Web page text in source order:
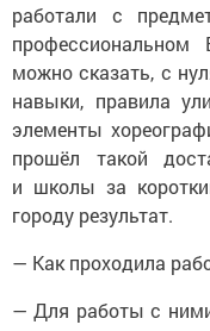
работали с
можно сказать, с
навыки, правила
элементы
прошёл такой
и школы за
городу результат.
— Как проходила
— Для работы с